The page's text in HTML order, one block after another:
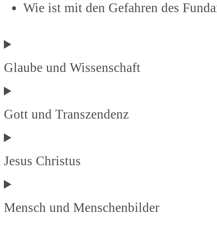
Wie ist mit den Gefahren des
Glaube und Wissenschaft
Gott und Transzendenz
Jesus Christus
Mensch und Menschenbilder